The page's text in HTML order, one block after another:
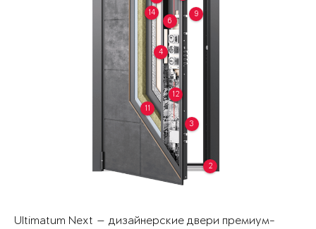
2
3
4
6
9
11
12
14
Ultimatum Next — дизайнерские двери премиум-